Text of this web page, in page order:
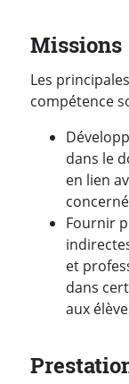
Missions
Les
compétence
dans le
en lien
Fournir
et
dans
aux